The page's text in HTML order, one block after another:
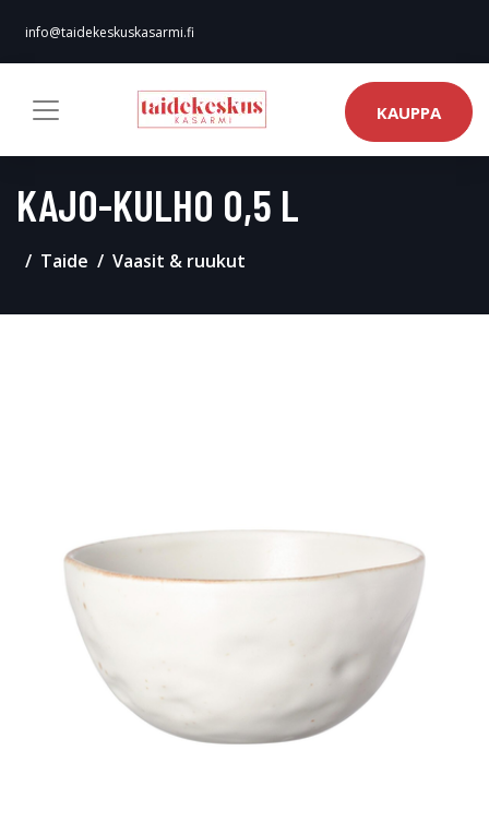
info@taidekeskuskasarmi.fi
KAUPPA
KAJO-KULHO 0,5 L
Taide Vaasit & ruukut